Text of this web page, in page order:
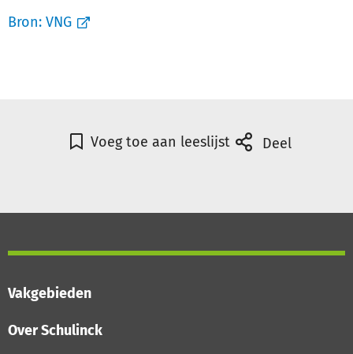
Bron: VNG
Voeg toe aan leeslijst Deel
Vakgebieden
Over Schulinck